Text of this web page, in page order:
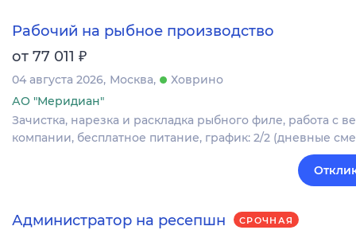
Рабочий на рыбное производство
от 77 011 ₽
04 августа 2026 Москва
Ховрино
АО "Меридиан"
Зачистка, нарезка и раскладка рыбного филе, работа с
компании, бесплатное питание, график: 2/2 (дневные
Администратор на ресепшн СРОЧНАЯ